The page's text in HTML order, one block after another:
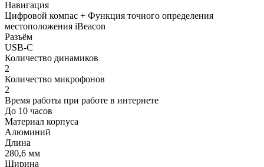
Навигация
Цифровой компас + Функция точного определения
местоположения iBeacon
Разъём
USB‑C
Количество динамиков
2
Количество микрофонов
2
Время работы при работе в интернете
До 10 часов
Материал корпуса
Алюминий
Длина
280,6 мм
Ширина